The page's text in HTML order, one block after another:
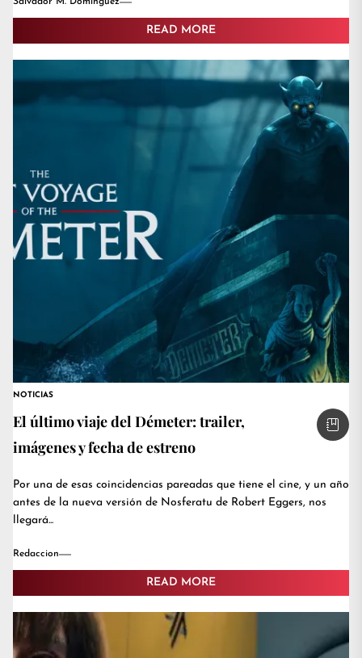
READ MORE
NOTICIAS
El último viaje del Démeter: trailer,
imágenes y fecha de estreno
Por una de esas coincidencias pareadas que tiene el cine, y un año
antes de la nueva versión de Nosferatu de Robert Eggers, nos
llegará...
Redaccion
READ MORE